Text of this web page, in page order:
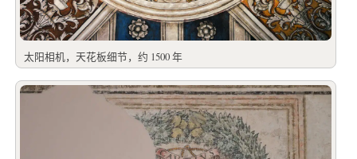
太阳相机，天花板细节，约 1500 年